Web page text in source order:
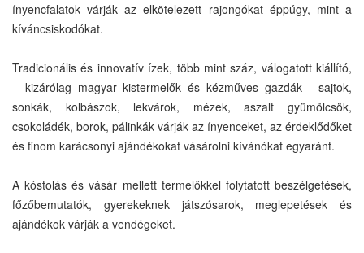
ínyencfalatok várják az elkötelezett rajongókat éppúgy, mint a
kíváncsiskodókat.
Tradicionális és innovatív ízek, több mint száz, válogatott kiállító,
– kizárólag magyar kistermelők és kézműves gazdák - sajtok,
sonkák, kolbászok, lekvárok, mézek, aszalt gyümölcsök,
csokoládék, borok, pálinkák várják az ínyenceket, az érdeklődőket
és finom karácsonyi ajándékokat vásárolni kívánókat egyaránt.
A kóstolás és vásár mellett termelőkkel folytatott beszélgetések,
főzőbemutatók, gyerekeknek játszósarok, meglepetések és
ajándékok várják a vendégeket.